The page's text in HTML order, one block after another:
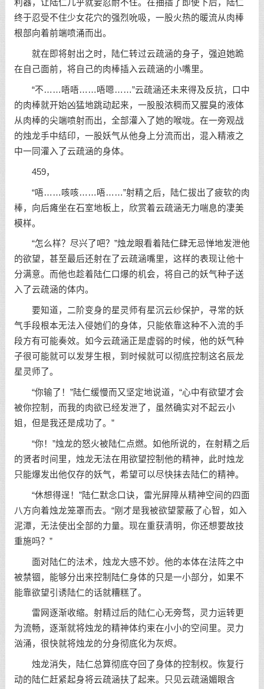
利器，让陆仁几乎就要忍耐不住。在抽插了即使下后，陆仁
终于忍受不住少女花穴的强烈吮吸，一股火热的暖流从肉棒
根部向着前端喷涌而出。
就在即将射出之时，陆仁转过云疏涵的身子，强迫她跪
在自己面前，将自己的肉棒插入云疏涵的小嘴里。
“不……唔唔……唔嗯……”云疏涵还未来得及反抗，口中
的肉棒就开始凶猛地跳动起来，一股股浓稠而又腥臭的液体
从肉棒的尖端喷射而出，全部灌入了她的喉咙。在一旁观战
的烛龙手中结印，一股妖气从他身上分流而出，混入精液之
中一同灌入了云疏涵的身体。
459，
“唔……咳咳……唔……”射精之后，陆仁拔出了疲软的肉
棒，向后瘫坐在石室地板上，欣赏着云疏涵无力喘息的凄美
模样。
“怎么样？尽兴了吧？”烛龙眼看着陆仁肆无忌惮地发泄他
的欲望，甚至最后还射在了云疏涵嘴里，这样的表现让他十
分满意。而他也趁着陆仁口爆的机会，将自己的妖气种子送
入了云疏涵的体内。
要知道，二阶变身的星灵师有星沉云纱保护，寻常的妖
气手段根本无法入侵她们的身体，只能依靠这种不入流的手
段方有可能奏效。如今云疏涵正是虚弱的时候，他的妖气种
子很可能就可以发芽生根，到时候就可以彻底控制这名辰龙
星灵师了。
“你输了！”陆仁缓慢而又坚定地说道，“心中有欲望才会
被你控制，而我的肉欲已经发泄了，虽然确实对不起云小
姐，但是我还是成功了。”
“你！”烛龙的怒火被陆仁点燃。如他所说的，在射精之后
的贤者时间里，烛龙无法在用欲望控制他的精神，此时烛龙
只能爆发出他仅存的妖气，希望可以尽快抹去陆仁的精神。
“休想得逞！”陆仁默念口诀，雷光屏障从精神空间的四面
八方向着烛龙笼罩而去。“刚才是我被欲望蒙蔽了心智，如入
泥潭，无法使出全部的力量。现在重获清明，你还想要故技
重施吗？”
面对陆仁的法术，烛龙大感不妙。他的本体在法阵之中
被禁锢，能够分出来控制陆仁身体的只是一小部分，如果不
能靠欲望引诱陆仁的话就糟糕了。
雷网逐渐收缩。射精过后的陆仁心无旁骛，灵力运转更
为流畅，逐渐就将烛龙的精神体约束在小小的空间里。灵力
汹涌，很快就将烛龙的分身彻底化为灰烬。
烛龙消失，陆仁总算彻底夺回了身体的控制权。恢复行
动的陆仁赶紧起身将云疏涵扶了起来。只见云疏涵媚眼含